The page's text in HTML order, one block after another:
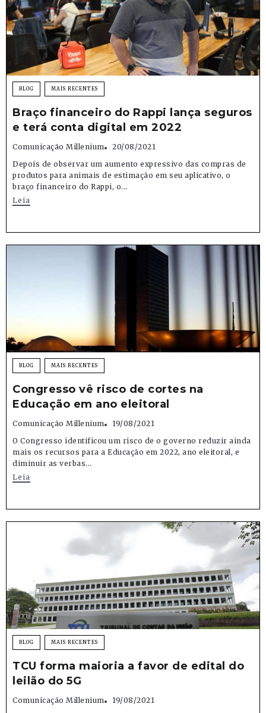
BLOG MAIS RECENTES
Braço financeiro do Rappi lança seguros
e terá conta digital em 2022
Comunicação Millenium
20/08/2021
Depois de observar um aumento expressivo das compras de
produtos para animais de estimação em seu aplicativo, o
braço financeiro do Rappi, o...
Leia
BLOG MAIS RECENTES
Congresso vê risco de cortes na
Educação em ano eleitoral
Comunicação Millenium
19/08/2021
O Congresso identificou um risco de o governo reduzir ainda
mais os recursos para a Educação em 2022, ano eleitoral, e
diminuir as verbas...
Leia
BLOG MAIS RECENTES
TCU forma maioria a favor de edital do
leilão do 5G
Comunicação Millenium
19/08/2021